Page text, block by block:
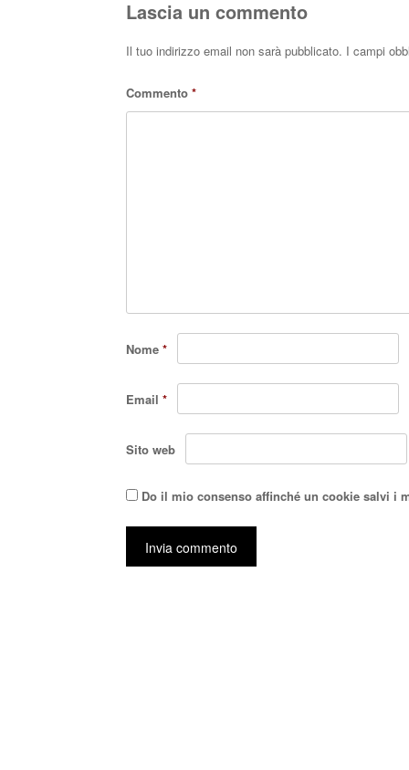
Lascia un commento
Il tuo indirizzo email non sarà pubblicato. I campi
Commento *
Nome *
Email *
Sito web
Do il mio consenso affinché un cookie salvi i